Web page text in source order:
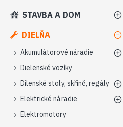
STAVBA A DOM
DIELŇA
Akumulátorové náradie
Dielenské vozíky
Dílenské stoly, skříně, regály
Elektrické náradie
Elektromotory